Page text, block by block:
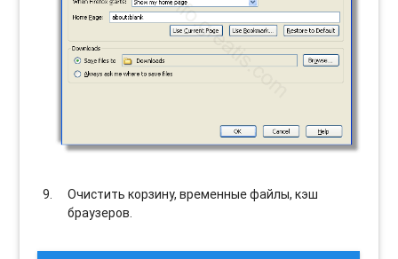
Очистить корзину, временные файлы, кэш
браузеров.